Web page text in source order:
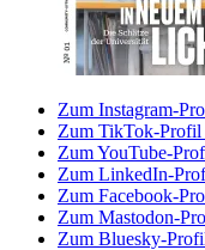
Zum Instagram-
Zum TikTok-Profil
Zum YouTube-
Zum LinkedIn-
Zum Facebook-
Zum Mastodon-
Zum Bluesky-